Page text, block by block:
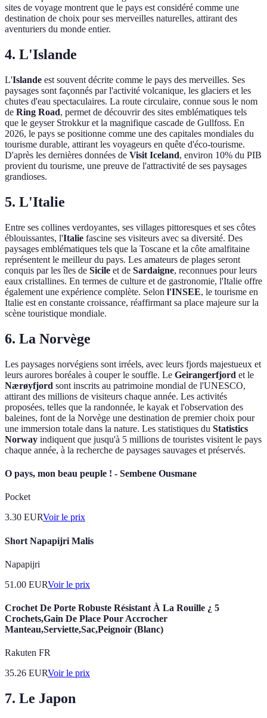
sites de voyage montrent que le pays est considéré comme une
destination de choix pour ses merveilles naturelles, attirant des
aventuriers du monde entier.
4. L'Islande
L'Islande est souvent décrite comme le pays des merveilles. Ses
paysages sont façonnés par l'activité volcanique, les glaciers et les
chutes d'eau spectaculaires. La route circulaire, connue sous le nom
de Ring Road, permet de découvrir des sites emblématiques tels
que le geyser Strokkur et la magnifique cascade de Gullfoss. En
2026, le pays se positionne comme une des capitales mondiales du
tourisme durable, attirant les voyageurs en quête d'éco-tourisme.
D'après les dernières données de Visit Iceland, environ 10% du PIB
provient du tourisme, une preuve de l'attractivité de ses paysages
grandioses.
5. L'Italie
Entre ses collines verdoyantes, ses villages pittoresques et ses côtes
éblouissantes, l'Italie fascine ses visiteurs avec sa diversité. Des
paysages emblématiques tels que la Toscane et la côte amalfitaine
représentent le meilleur du pays. Les amateurs de plages seront
conquis par les îles de Sicile et de Sardaigne, reconnues pour leurs
eaux cristallines. En termes de culture et de gastronomie, l'Italie offre
également une expérience complète. Selon l'INSEE, le tourisme en
Italie est en constante croissance, réaffirmant sa place majeure sur la
scène touristique mondiale.
6. La Norvège
Les paysages norvégiens sont irréels, avec leurs fjords majestueux et
leurs aurores boréales à couper le souffle. Le Geirangerfjord et le
Nærøyfjord sont inscrits au patrimoine mondial de l'UNESCO,
attirant des millions de visiteurs chaque année. Les activités
proposées, telles que la randonnée, le kayak et l'observation des
baleines, font de la Norvège une destination de premier choix pour
une immersion totale dans la nature. Les statistiques du Statistics
Norway indiquent que jusqu'à 5 millions de touristes visitent le pays
chaque année, à la recherche de paysages sauvages et préservés.
O pays, mon beau peuple ! - Sembene Ousmane
Pocket
3.30 EURVoir le prix
Short Napapijri Malis
Napapijri
51.00 EURVoir le prix
Crochet De Porte Robuste Résistant À La Rouille ¿ 5
Crochets,Gain De Place Pour Accrocher
Manteau,Serviette,Sac,Peignoir (Blanc)
Rakuten FR
35.26 EURVoir le prix
7. Le Japon